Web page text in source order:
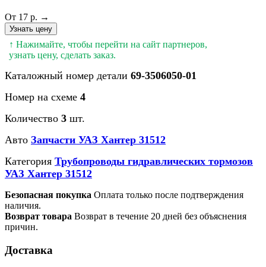
От 17 р. →
Узнать цену
↑ Нажимайте, чтобы перейти на сайт партнеров,
узнать цену, сделать заказ.
Каталожный номер детали 69-3506050-01
Номер на схеме 4
Количество 3 шт.
Авто Запчасти УАЗ Хантер 31512
Категория Трубопроводы гидравлических тормозов
УАЗ Хантер 31512
Безопасная покупка Оплата только после подтверждения
наличия.
Возврат товара Возврат в течение 20 дней без объяснения
причин.
Доставка